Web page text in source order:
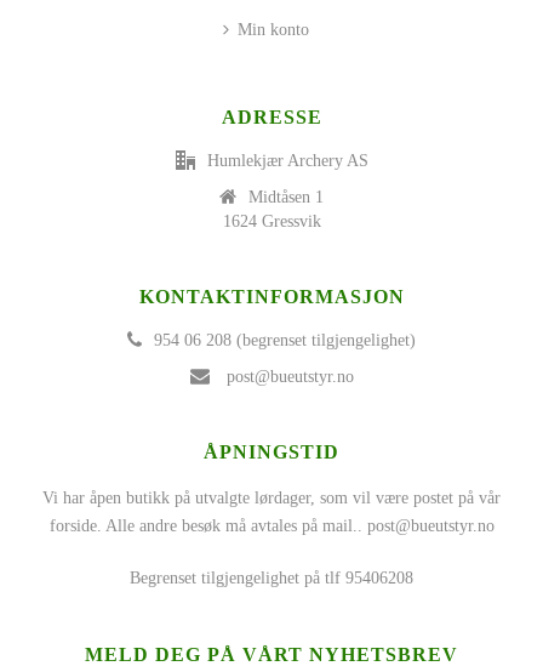
Min konto
ADRESSE
Humlekjær Archery AS
Midtåsen 1
1624 Gressvik
KONTAKTINFORMASJON
954 06 208 (begrenset tilgjengelighet)
post@bueutstyr.no
ÅPNINGSTID
Vi har åpen butikk på utvalgte lørdager, som vil være postet på vår
forside. Alle andre besøk må avtales på mail.. post@bueutstyr.no
Begrenset tilgjengelighet på tlf 95406208
MELD DEG PÅ VÅRT NYHETSBREV